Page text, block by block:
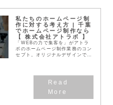
私たちのホームページ制
作に対する考え方 | 千葉
でホームページ制作なら
【 株式会社アトラボ 】
「WEBの力で集客を」がアトラ
ボのホームページ制作業務のコン
セプト。オリジナルデザインでユ